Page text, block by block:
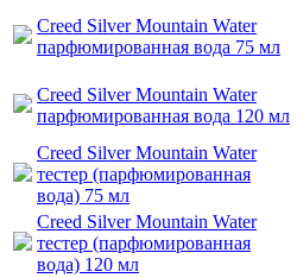
Creed Silver Mountain Water
парфюмированная вода 75 мл
Creed Silver Mountain Water
парфюмированная вода 120 мл
Creed Silver Mountain Water
тестер (парфюмированная
вода) 75 мл
Creed Silver Mountain Water
тестер (парфюмированная
вода) 120 мл